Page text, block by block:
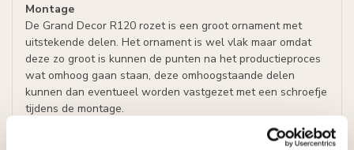
Montage
De Grand Decor R120 rozet is een groot ornament met
uitstekende delen. Het ornament is wel vlak maar omdat
deze zo groot is kunnen de punten na het productieproces
wat omhoog gaan staan, deze omhoogstaande delen
kunnen dan eventueel worden vastgezet met een schroefje
tijdens de montage.
Profiel rozet R120 77,0 cm ~ Profiel rozet Arstyl R24 77,0 cm